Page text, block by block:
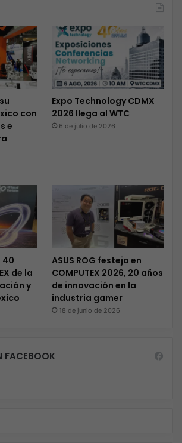
con
e
Expo Technology CDMX
2026 llega al WTC
6 de julio de 2026
40
de la
y
ASUS ROG festeja en
COMPUTEX 2026, 20 años
de innovación en la
industria gamer
18 de junio de 2026
FACEBOOK